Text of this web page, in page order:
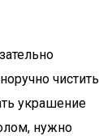
чистить
украшение
нужно